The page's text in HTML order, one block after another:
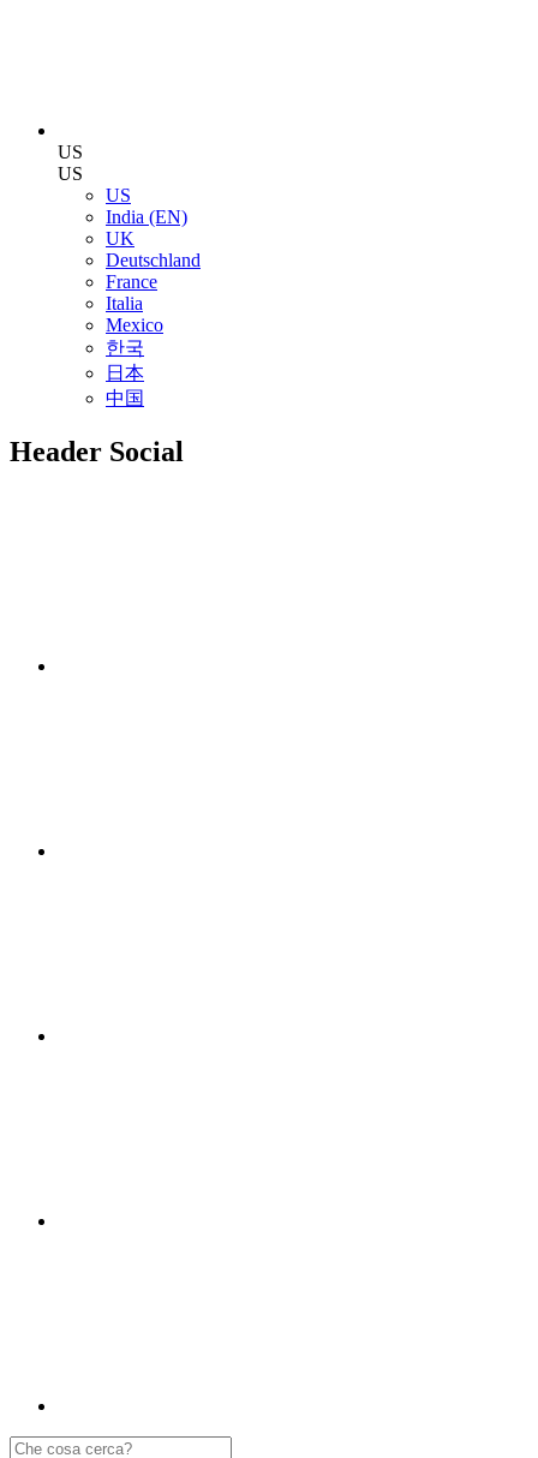
US
US
US
India (EN)
UK
Deutschland
France
Italia
Mexico
한국
日本
中国
Header Social